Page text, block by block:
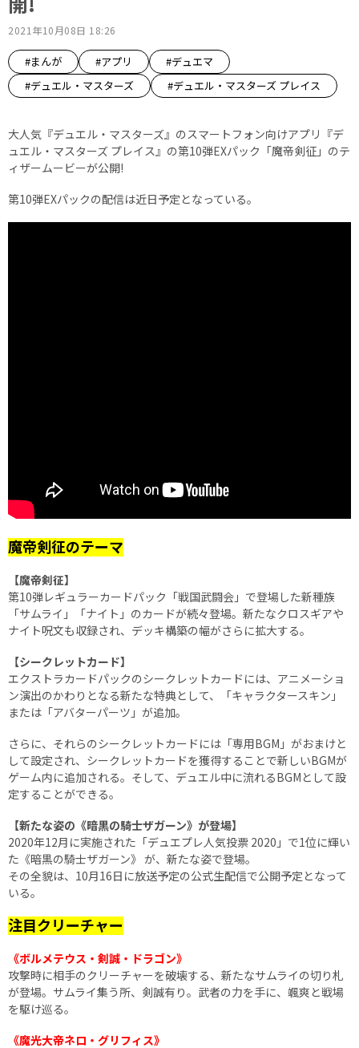
2021年10月08日 18:26
#まんが #アプリ
#デュエマ
#デュエル・マスターズ
#デュエル・マスターズ プレイス
大人気『デュエル・マスターズ』のスマートフォン向けアプリ『デ
ュエル・マスターズ プレイス』の第10弾EXパック「魔帝剣征」のテ
ィザームービーが公開!
第10弾EXパックの配信は近日予定となっている。
魔帝剣征のテーマ
【魔帝剣征】
第10弾レギュラーカードパック「戦国武闘会」で登場した新種族
「サムライ」「ナイト」のカードが続々登場。新たなクロスギアや
ナイト呪文も収録され、デッキ構築の幅がさらに拡大する。
【シークレットカード】
エクストラカードパックのシークレットカードには、アニメーショ
ン演出のかわりとなる新たな特典として、「キャラクタースキン」
または「アバターパーツ」が追加。
さらに、それらのシークレットカードには「専用BGM」がおまけと
して設定され、シークレットカードを獲得することで新しいBGMが
ゲーム内に追加される。そして、デュエル中に流れるBGMとして設
定することができる。
【新たな姿の《暗黒の騎士ザガーン》が登場】
2020年12月に実施された「デュエプレ人気投票 2020」で1位に輝い
た《暗黒の騎士ザガーン》 が、新たな姿で登場。
その全貌は、10月16日に放送予定の公式生配信で公開予定となって
いる。
注目クリーチャー
《ボルメテウス・剣誠・ドラゴン》
攻撃時に相手のクリーチャーを破壊する、新たなサムライの切り札
が登場。サムライ集う所、剣誠有り。武者の力を手に、颯爽と戦場
を駆け巡る。
《魔光大帝ネロ・グリフィス》